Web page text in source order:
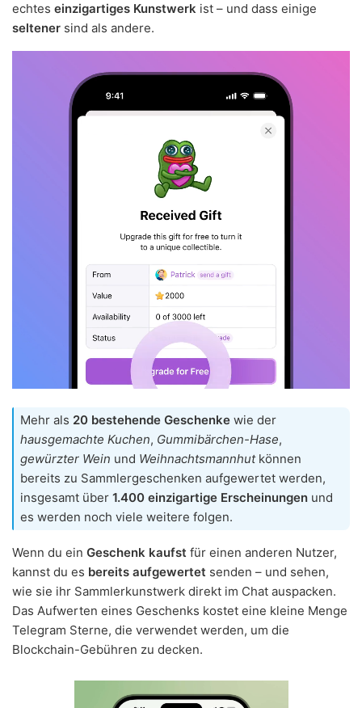
echtes einzigartiges Kunstwerk ist – und dass einige
seltener sind als andere.
Mehr als 20 bestehende Geschenke wie der
hausgemachte Kuchen, Gummibärchen-Hase,
gewürzter Wein und Weihnachtsmannhutkönnen
bereits zu Sammlergeschenken aufgewertet werden,
insgesamt über 1.400 einzigartige Erscheinungen und
es werden noch viele weitere folgen.
Wenn du ein Geschenk kaufst für einen anderen Nutzer,
kannst du es bereits aufgewertet senden – und sehen,
wie sie ihr Sammlerkunstwerk direkt im Chat auspacken.
Das Aufwerten eines Geschenks kostet eine kleine Menge
Telegram Sterne, die verwendet werden, um die
Blockchain-Gebühren zu decken.